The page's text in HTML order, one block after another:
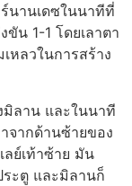
นานเดซในนาทีที่
ขัน 1-1 โดยเลาตา
หลวในการสร้าง
มิลาน และในนาที
จากด้านซ้ายของ
ลย์เท้าซ้าย มัน
ระตู และมิลานก็